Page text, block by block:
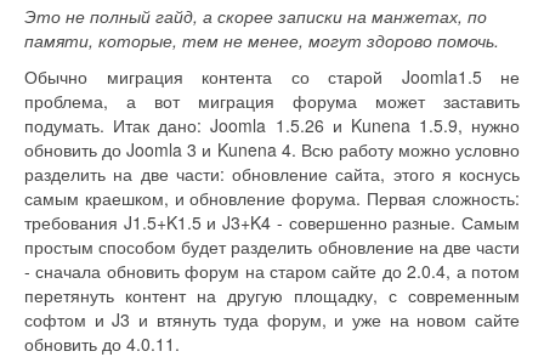
Это не полный гайд, а скорее записки на манжетах, по
памяти, которые, тем не менее, могут здорово помочь.
Обычно миграция контента со старой Joomla1.5 не
проблема, а вот миграция форума может заставить
подумать. Итак дано: Joomla 1.5.26 и Kunena 1.5.9, нужно
обновить до Joomla 3 и Kunena 4. Всю работу можно условно
разделить на две части: обновление сайта, этого я коснусь
самым краешком, и обновление форума. Первая сложность:
требования J1.5+K1.5 и J3+K4 - совершенно разные. Самым
простым способом будет разделить обновление на две части
- сначала обновить форум на старом сайте до 2.0.4, а потом
перетянуть контент на другую площадку, с современным
софтом и J3 и втянуть туда форум, и уже на новом сайте
обновить до 4.0.11.